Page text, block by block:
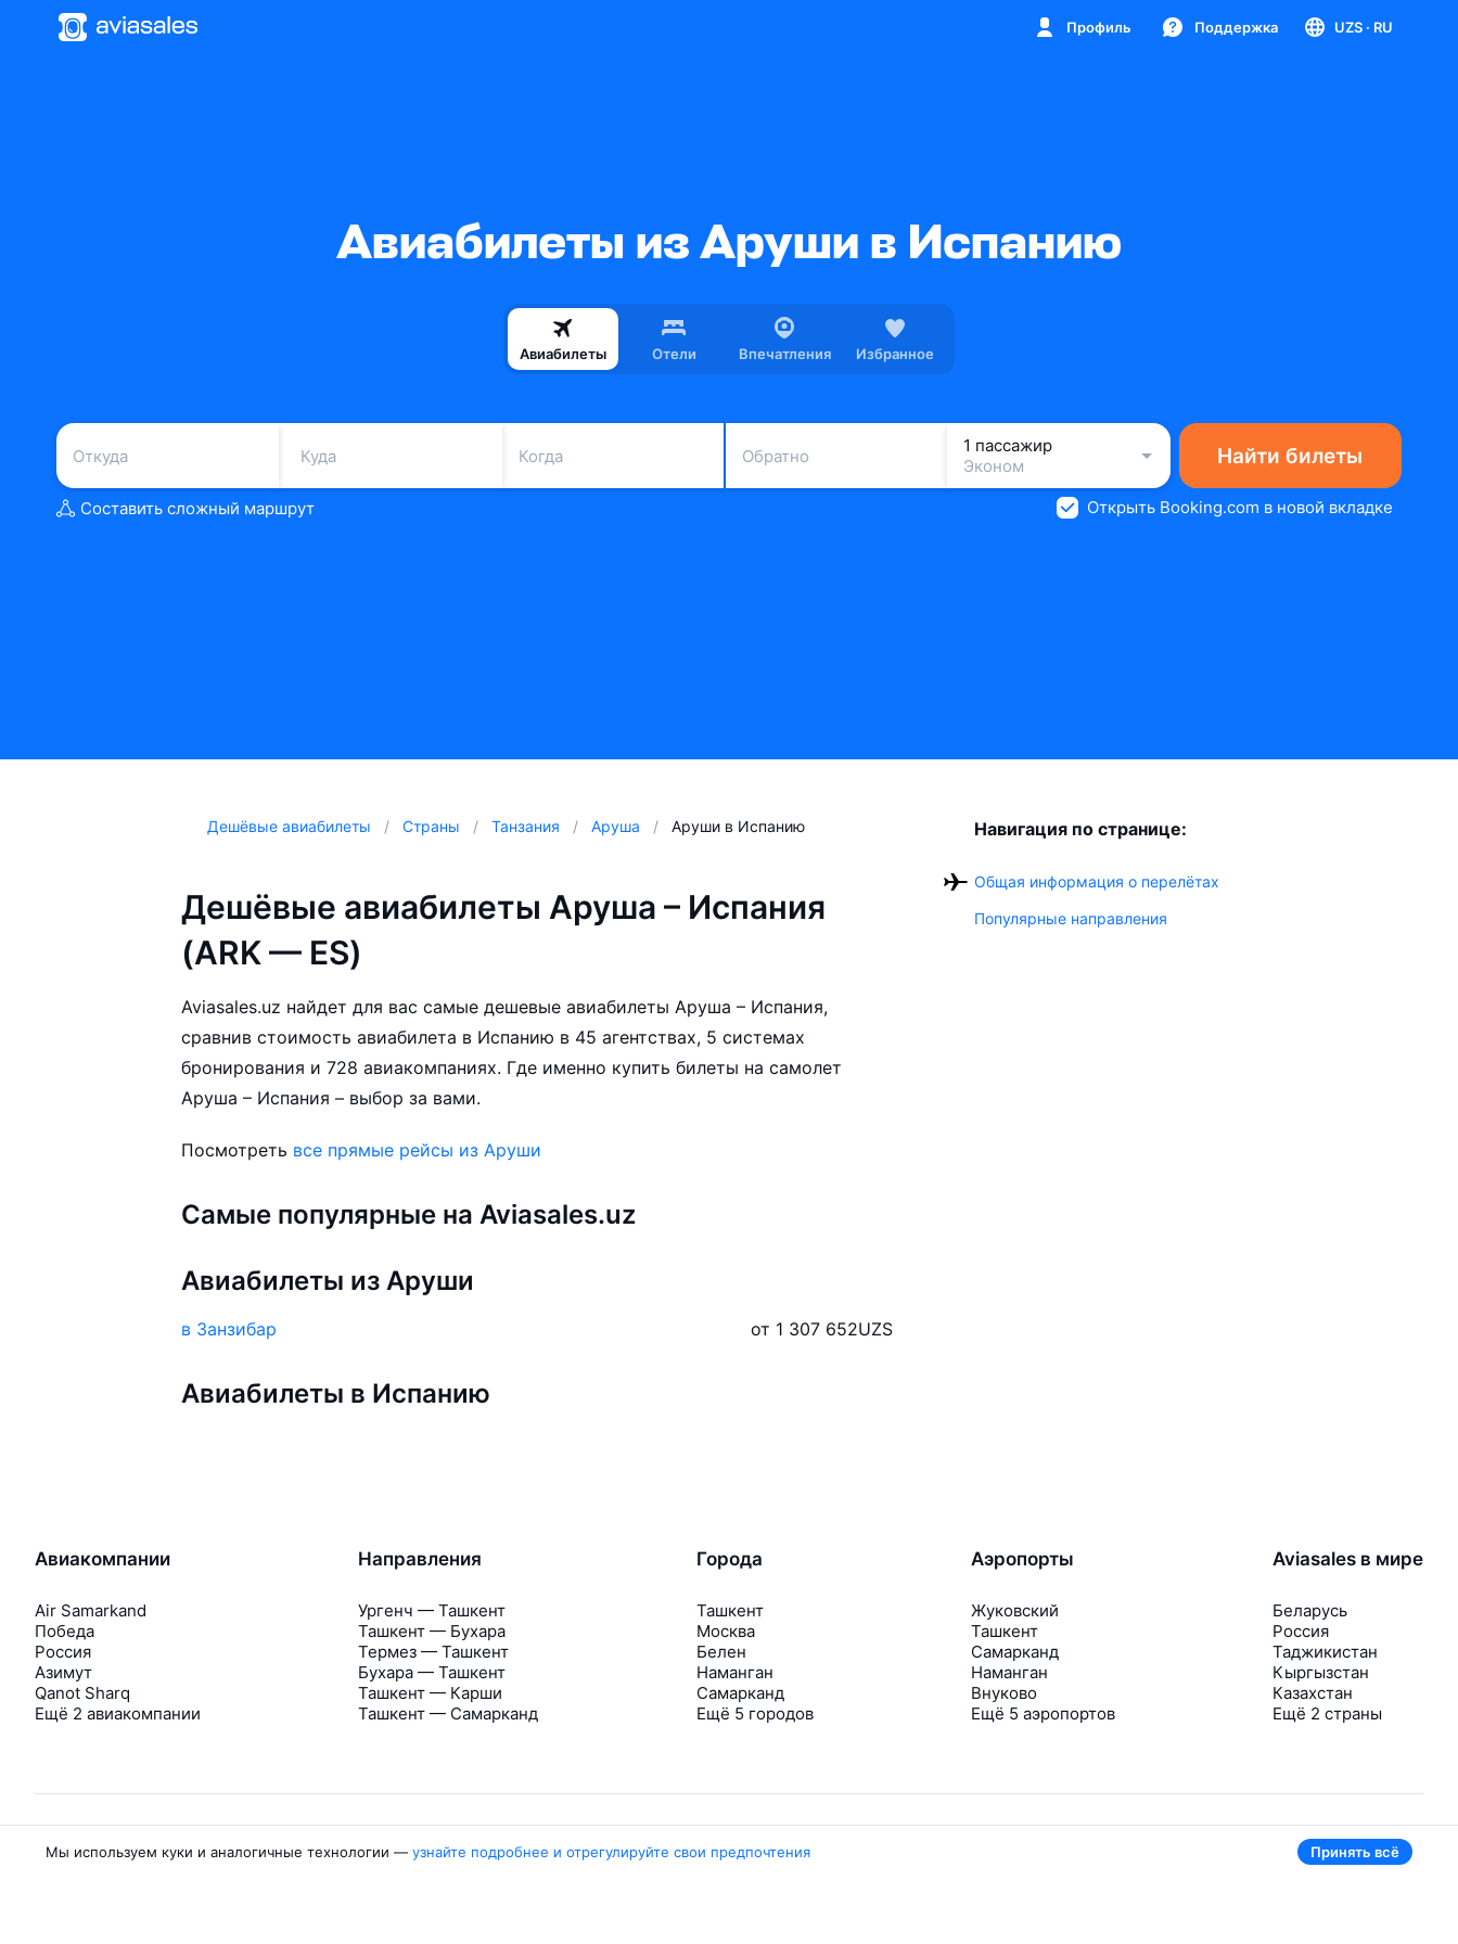
Профиль Поддержка UZS · RU
Авиабилеты из Аруши в Испанию
Авиабилеты Отели Впечатления Избранное
Когда Обратно
1 пассажир
Эконом
Найти билеты
Составить сложный маршрут Открыть Booking.com в новой вкладке
Дешёвые авиабилеты Страны Танзания Аруша Аруши в Испанию
Дешёвые авиабилеты Аруша – Испания
(ARK — ES)
Aviasales.uz найдет для вас самые дешевые авиабилеты Аруша – Испания,
сравнив стоимость авиабилета в Испанию в 45 агентствах, 5 системах
бронирования и 728 авиакомпаниях. Где именно купить билеты на самолет
Аруша – Испания – выбор за вами.
Посмотреть все прямые рейсы из Аруши
Самые популярные на Aviasales.uz
Авиабилеты из Аруши
в Занзибар от 1 307 652UZS
Авиабилеты в Испанию
Навигация по странице:
Общая информация о перелётах
Популярные направления
Авиакомпании
Air Samarkand
Победа
Россия
Азимут
Qanot Sharq
Ещё 2 авиакомпании
Направления
Ургенч — Ташкент
Ташкент — Бухара
Термез — Ташкент
Бухара — Ташкент
Ташкент — Карши
Ташкент — Самарканд
Города
Ташкент
Москва
Белен
Наманган
Самарканд
Ещё 5 городов
Аэропорты
Жуковский
Ташкент
Самарканд
Наманган
Внуково
Ещё 5 аэропортов
Aviasales в мире
Беларусь
Россия
Таджикистан
Кыргызстан
Казахстан
Ещё 2 страны
Мы используем куки и аналогичные технологии — узнайте подробнее и отрегулируйте свои предпочтения Принять всё